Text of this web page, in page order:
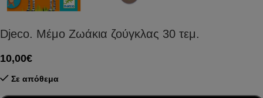
Djeco. Μέμο Ζωάκια ζούγκλας 30 τεμ.
10,00€
Σε απόθεμα